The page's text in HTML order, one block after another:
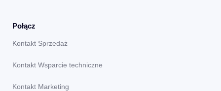
Połącz
Kontakt Sprzedaż
Kontakt Wsparcie techniczne
Kontakt Marketing